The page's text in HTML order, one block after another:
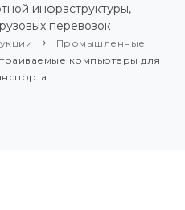
инфраструктуры,
перевозок
Промышленные
компьютеры для